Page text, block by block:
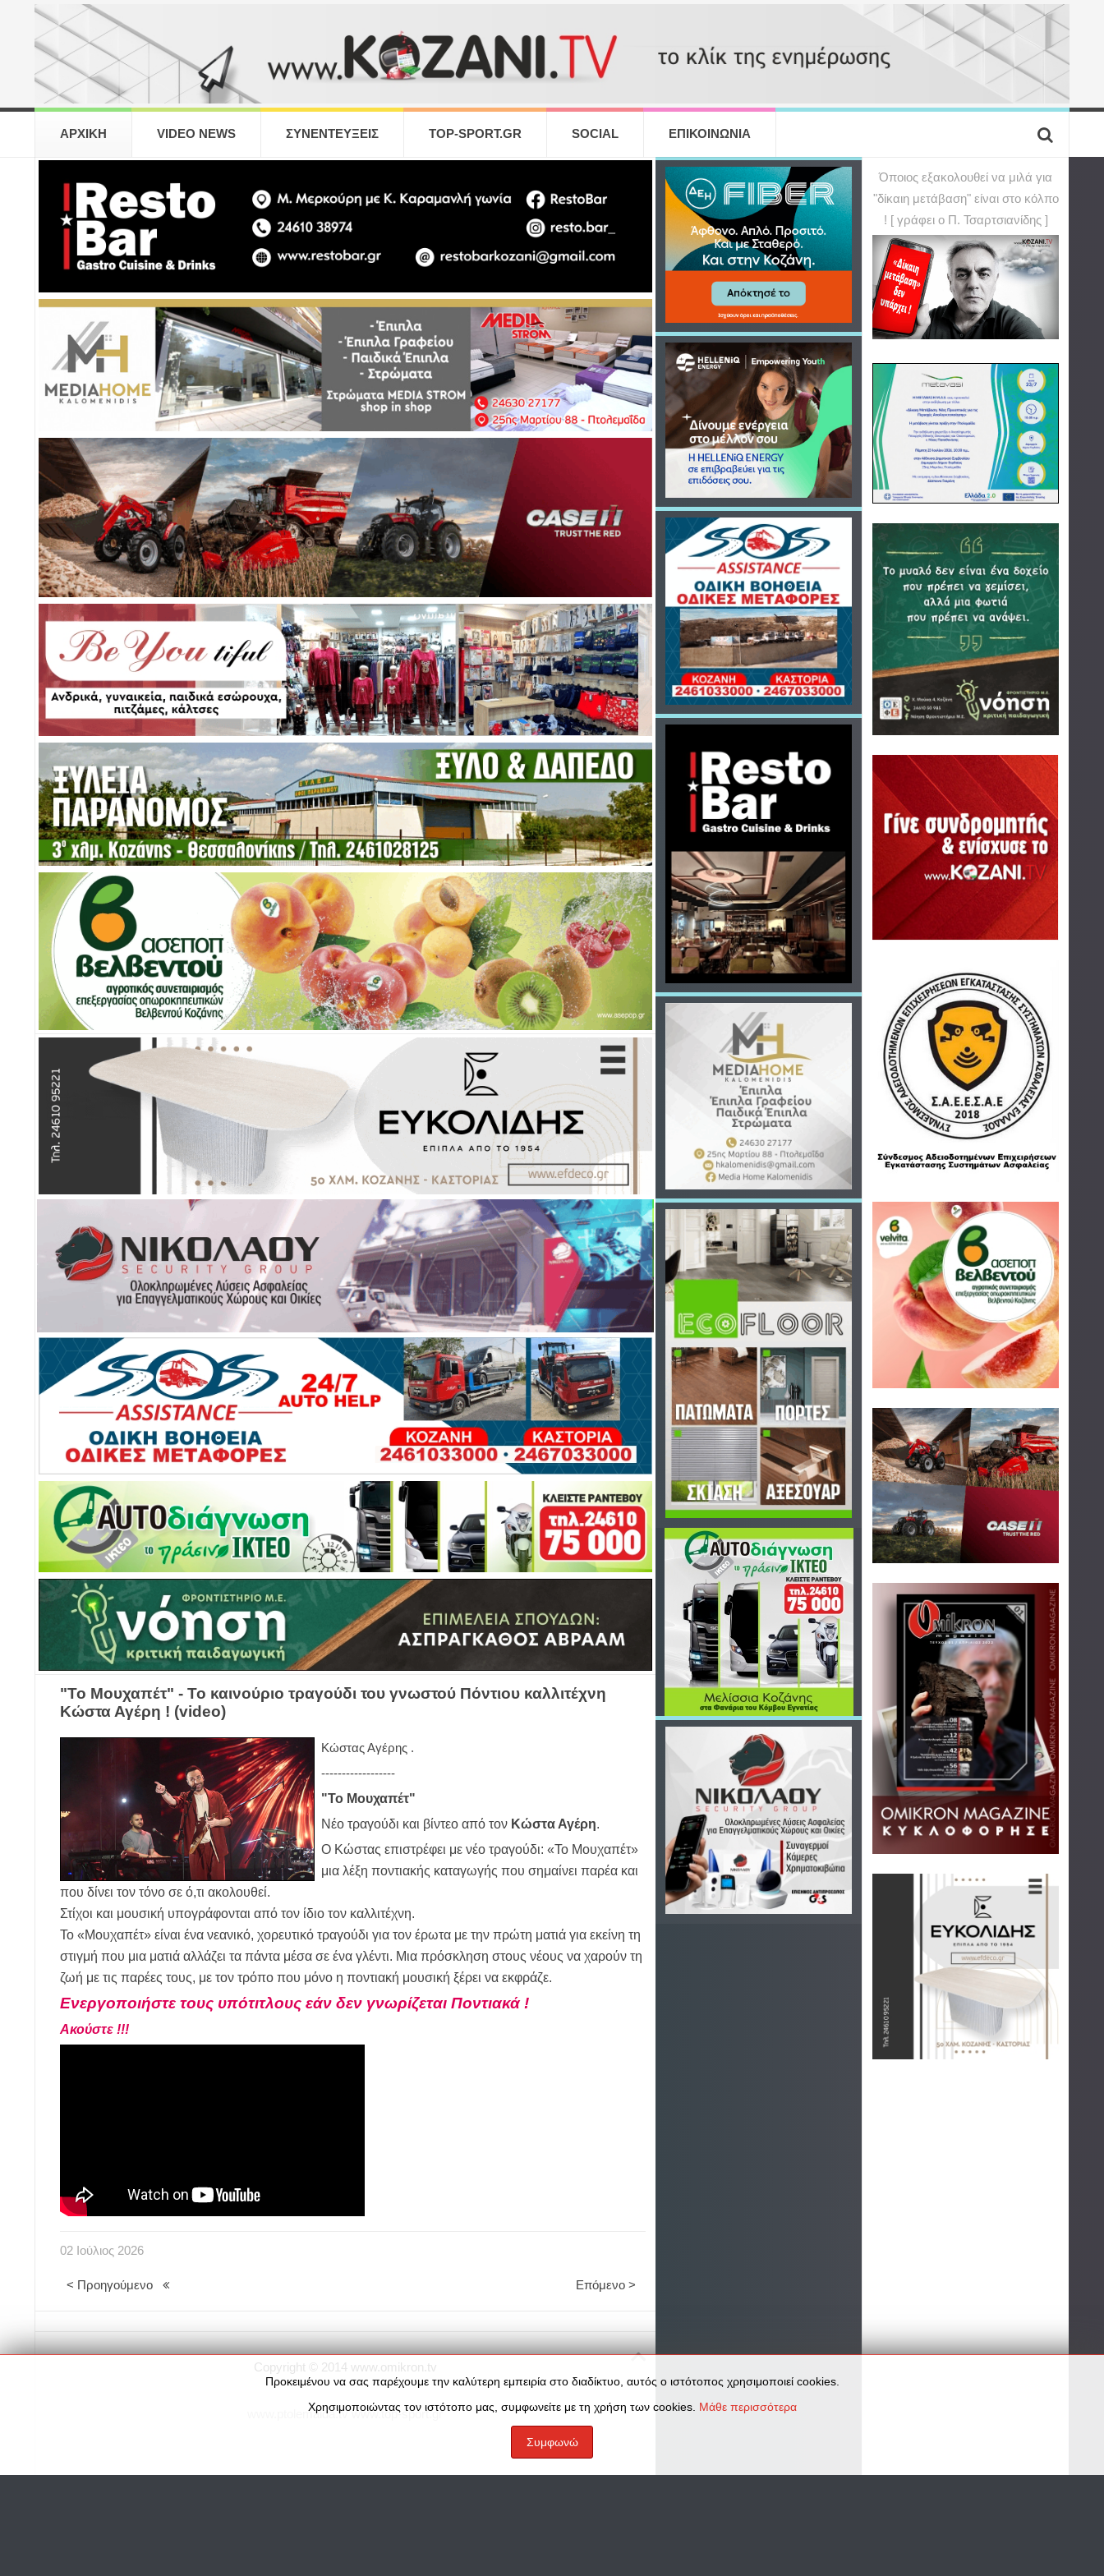
ΑΡΧΙΚΗ VIDEO NEWS ΣΥΝΕΝΤΕΥΞΕΙΣ TOP-SPORT.GR SOCIAL ΕΠΙΚΟΙΝΩΝΙΑ
"Το Μουχαπέτ" - Το καινούριο τραγούδι του γνωστού Πόντιου καλλιτέχνη
Κώστα Αγέρη ! (video)
Κώστας Αγέρης .
------------------
"Το Μουχαπέτ"
Νέο τραγούδι και βίντεο από τον Κώστα Αγέρη.
Ο Κώστας επιστρέφει με νέο τραγούδι: «Το Mουχαπέτ»
μια λέξη ποντιακής καταγωγής που σημαίνει παρέα και
που δίνει τον τόνο σε ό,τι ακολουθεί.
Στίχοι και μουσική υπογράφονται από τον ίδιο τον καλλιτέχνη.
Το «Μουχαπέτ» είναι ένα νεανικό, χορευτικό τραγούδι για τον έρωτα με την πρώτη ματιά για εκείνη τη
στιγμή που μια ματιά αλλάζει τα πάντα μέσα σε ένα γλέντι. Μια πρόσκληση στους νέους να χαρούν τη
ζωή με τις παρέες τους, με τον τρόπο που μόνο η ποντιακή μουσική ξέρει να εκφράζε.
Ενεργοποιήστε τους υπότιτλους εάν δεν γνωρίζεται Ποντιακά !
Ακούστε !!!
02 Ιούλιος 2026
< Προηγούμενο Επόμενο >
Προκειμένου να σας παρέχουμε την καλύτερη εμπειρία στο διαδίκτυο, αυτός ο ιστότοπος χρησιμοποιεί cookies.
Χρησιμοποιώντας τον ιστότοπο μας, συμφωνείτε με τη χρήση των cookies. Μάθε περισσότερα
Συμφωνώ
Copyright © 2014 www.omikron.tv
www.ptolemaida.tv www.top-sport.gr
Όποιος εξακολουθεί να μιλά για
"δίκαιη μετάβαση" είναι στο κόλπο
! [ γράφει ο Π. Τσαρτσιανίδης ]